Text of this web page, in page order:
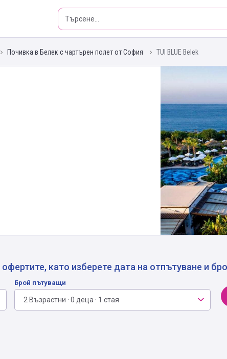
Почивка в Белек с чартърен полет от София TUI BLUE Belek
офертите, като изберете дата на отпътуване и
Брой пътуващи
2 Възрастни · 0 деца · 1 стая